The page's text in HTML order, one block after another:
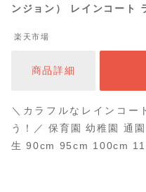
ンジョン） レインコート
シャレ ハート 車 恐竜 チ
楽天市場
商品詳細
＼カラフルなレインコー
う！／ 保育園 幼稚園 通
生 90cm 95cm 100cm